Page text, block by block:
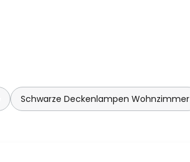
Schwarze Deckenlampen Wohnzimmer